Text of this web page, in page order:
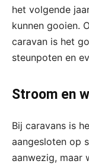
het volgende
kunnen gooien.
caravan is het
steunpoten en
Stroom en
Bij caravans is
aangesloten op
aanwezig, maar